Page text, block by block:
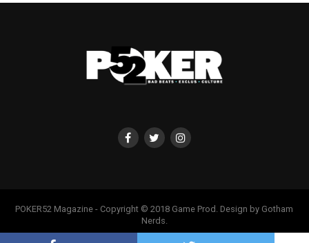
POKER52 Magazine - Copyright © 2018 Game Prod. Design by Gotham
Nerds.